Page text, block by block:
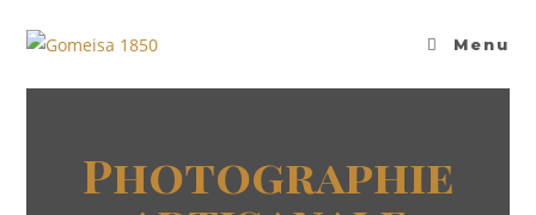
Menu
Photographie